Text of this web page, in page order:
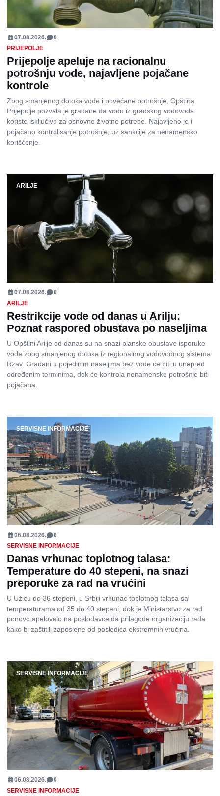
07.08.2026.
0
PRIJEPOLJE
Prijepolje apeluje na racionalnu
potrošnju vode, najavljene pojačane
kontrole
Zbog smanjenog dotoka vode i povećane potrošnje, Opština
Prijepolje pozvala je građane da vodu iz gradskog vodovoda
koriste isključivo za osnovne životne potrebe. Najavljeno je i
pojačano kontrolisanje potrošnje, uz sankcije za nenamensko
korišćenje.
ARILJE
07.08.2026.
0
ARILJE
Restrikcije vode od danas u Arilju:
Poznat raspored obustava po naseljima
U Opštini Arilje od danas su na snazi planske obustave isporuke
vode zbog smanjenog dotoka iz regionalnog vodovodnog sistema
Rzav. Građani u pojedinim naseljima bez vode će biti u unapred
određenim terminima, dok će kontrola nenamenske potrošnje biti
pojačana.
SERVISNE INFORMACIJE
06.08.2026.
0
SERVISNE INFORMACIJE
Danas vrhunac toplotnog talasa:
Temperature do 40 stepeni, na snazi
preporuke za rad na vrućini
U Užicu do 36 stepeni, u Srbiji vrhunac toplotnog talasa sa
temperaturama od 35 do 40 stepeni, dok je Ministarstvo za rad
ponovo apelovalo na poslodavce da prilagode organizaciju rada
kako bi zaštitili zaposlene od posledica ekstremnih vrućina.
SERVISNE INFORMACIJE
06.08.2026.
0
SERVISNE INFORMACIJE